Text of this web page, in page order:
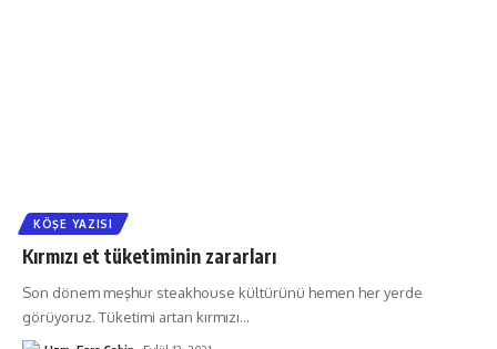
KÖŞE YAZISI
Kırmızı et tüketiminin zararları
Son dönem meşhur steakhouse kültürünü hemen her yerde
görüyoruz. Tüketimi artan kırmızı…